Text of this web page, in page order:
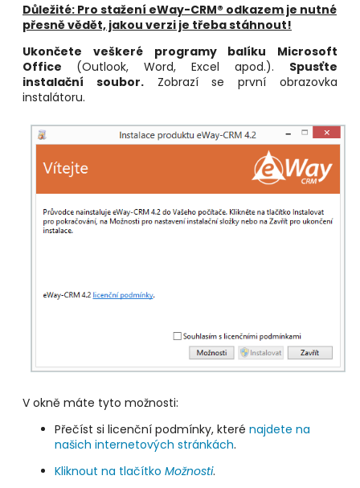
Důležité: Pro stažení eWay-CRM® odkazem je nutné
přesně vědět, jakou verzi je třeba stáhnout!
Ukončete veškeré programy balíku Microsoft
Office
(Outlook, Word, Excel apod.). Spusťte
instalační soubor.Zobrazí se první obrazovka
instalátoru.
V okně máte tyto možnosti:
Přečíst si licenční podmínky, které najdete na
našich internetových stránkách.
Kliknout na tlačítko Možnosti.